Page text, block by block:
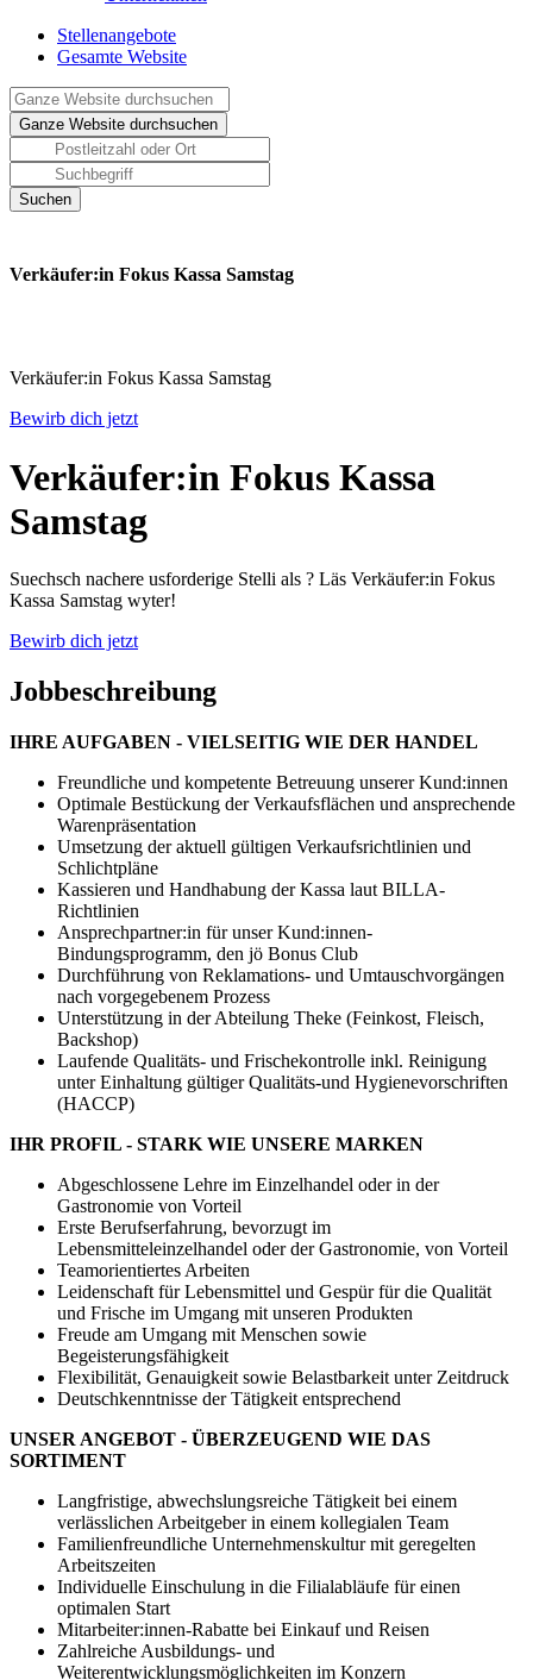
Stellenangebote
Gesamte Website
Verkäufer:in Fokus Kassa Samstag
Verkäufer:in Fokus Kassa Samstag
Bewirb dich jetzt
Verkäufer:in Fokus Kassa
Samstag
Suechsch nachere usforderige Stelli als ? Läs Verkäufer:in Fokus
Kassa Samstag wyter!
Bewirb dich jetzt
Jobbeschreibung
IHRE AUFGABEN - VIELSEITIG WIE DER HANDEL
Freundliche und kompetente Betreuung unserer Kund:innen
Optimale Bestückung der Verkaufsflächen und ansprechende
Warenpräsentation
Umsetzung der aktuell gültigen Verkaufsrichtlinien und
Schlichtpläne
Kassieren und Handhabung der Kassa laut BILLA-
Richtlinien
Ansprechpartner:in für unser Kund:innen-
Bindungsprogramm, den jö Bonus Club
Durchführung von Reklamations- und Umtauschvorgängen
nach vorgegebenem Prozess
Unterstützung in der Abteilung Theke (Feinkost, Fleisch,
Backshop)
Laufende Qualitäts- und Frischekontrolle inkl. Reinigung
unter Einhaltung gültiger Qualitäts-und Hygienevorschriften
(HACCP)
IHR PROFIL - STARK WIE UNSERE MARKEN
Abgeschlossene Lehre im Einzelhandel oder in der
Gastronomie von Vorteil
Erste Berufserfahrung, bevorzugt im
Lebensmitteleinzelhandel oder der Gastronomie, von Vorteil
Teamorientiertes Arbeiten
Leidenschaft für Lebensmittel und Gespür für die Qualität
und Frische im Umgang mit unseren Produkten
Freude am Umgang mit Menschen sowie
Begeisterungsfähigkeit
Flexibilität, Genauigkeit sowie Belastbarkeit unter Zeitdruck
Deutschkenntnisse der Tätigkeit entsprechend
UNSER ANGEBOT - ÜBERZEUGEND WIE DAS
SORTIMENT
Langfristige, abwechslungsreiche Tätigkeit bei einem
verlässlichen Arbeitgeber in einem kollegialen Team
Familienfreundliche Unternehmenskultur mit geregelten
Arbeitszeiten
Individuelle Einschulung in die Filialabläufe für einen
optimalen Start
Mitarbeiter:innen-Rabatte bei Einkauf und Reisen
Zahlreiche Ausbildungs- und
Weiterentwicklungsmöglichkeiten im Konzern